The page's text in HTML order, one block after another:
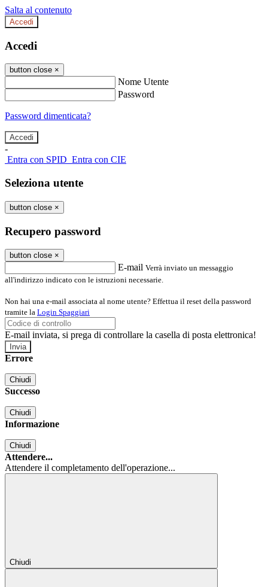
Salta al contenuto
Accedi
Accedi
button close ×
Nome Utente
Password
Password dimenticata?
-
Entra con SPID Entra con CIE
Seleziona utente
button close ×
Recupero password
button close ×
E-mail Verrà inviato un messaggio
all'indirizzo indicato con le istruzioni necessarie.
Non hai una e-mail associata al nome utente? Effettua il reset della password
tramite la Login Spaggiari
E-mail inviata, si prega di controllare la casella di posta elettronica!
Errore
Chiudi
Successo
Chiudi
Informazione
Chiudi
Attendere...
Attendere il completamento dell'operazione...
Chiudi